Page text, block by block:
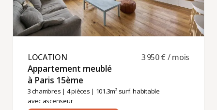
LOCATION ​
Appartement meublé
à Paris 15ème ​
3 chambres | 4 pièces | 101.3m² surf. habitable
avec ascenseur
3 950 € / mois